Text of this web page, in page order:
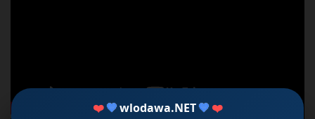
❤️ 💙wlodawa.NET 💙❤️